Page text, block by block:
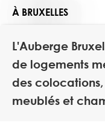
À BRUXELLES
L'Auberge
de logements
des
meublés et